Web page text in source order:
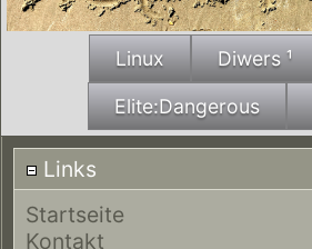
Linux Diwers ¹
Elite:Dangerous
Links
Startseite
Kontakt